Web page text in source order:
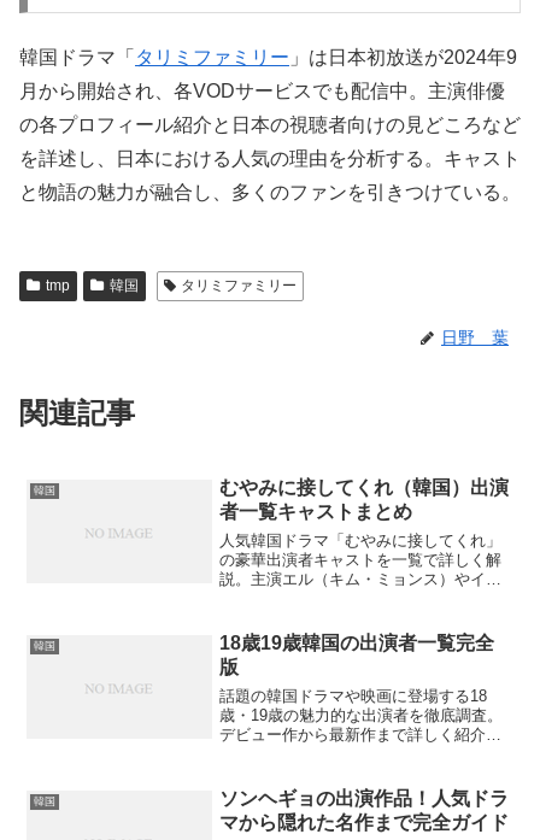
韓国ドラマ「 タリミファミリー 」は日本初放送が2024年9
月から開始され、各VODサービスでも配信中。主演俳優
の各プロフィール紹介と日本の視聴者向けの見どころなど
を詳述し、日本における人気の理由を分析する。キャスト
と物語の魅力が融合し、多くのファンを引きつけている。
tmp 韓国 タリミファミリー
日野 葉
関連記事
韓国
むやみに接してくれ（韓国）出演
者一覧キャストまとめ
人気韓国ドラマ「むやみに接してくれ」
の豪華出演者キャストを一覧で詳しく解
説。主演エル（キム・ミョンス）やイ・
知っておきたい情報は？
韓国
18歳19歳韓国の出演者一覧完全
版
話題の韓国ドラマや映画に登場する18
歳・19歳の魅力的な出演者を徹底調査。
デビュー作から最新作まで詳しく紹介
韓国
ソンヘギョの出演作品！人気ドラ
マから隠れた名作まで完全ガイド